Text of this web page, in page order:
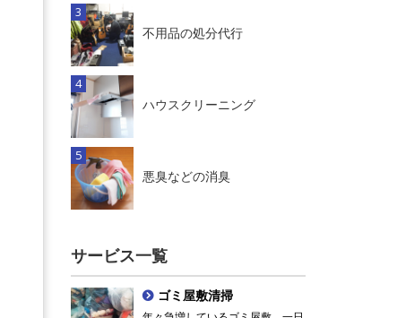
不用品の処分代行
ハウスクリーニング
悪臭などの消臭
サービス一覧
ゴミ屋敷清掃